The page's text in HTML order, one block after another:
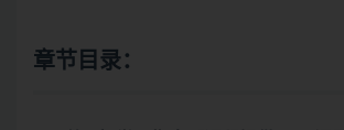
章节目录：